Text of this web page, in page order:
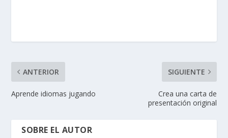
ANTERIOR
Aprende idiomas jugando
SIGUIENTE
Crea una carta de
presentación original
SOBRE EL AUTOR